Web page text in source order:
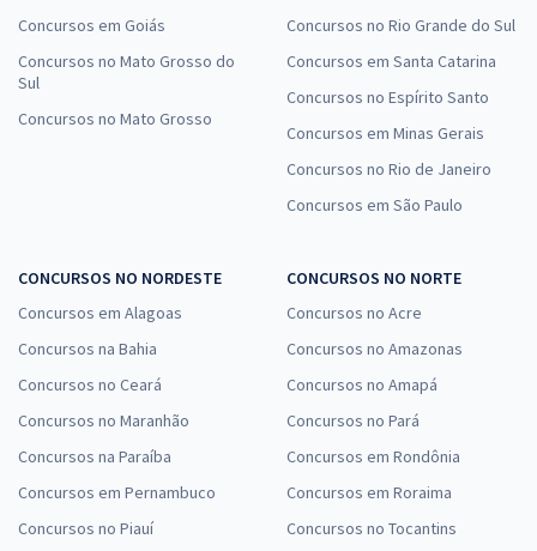
Concursos em Goiás
Concursos no Mato Grosso do
Sul
Concursos no Mato Grosso
Concursos no Rio Grande do Sul
Concursos em Santa Catarina
Concursos no Espírito Santo
Concursos em Minas Gerais
Concursos no Rio de Janeiro
Concursos em São Paulo
CONCURSOS NO NORDESTE
Concursos em Alagoas
Concursos na Bahia
Concursos no Ceará
Concursos no Maranhão
Concursos na Paraíba
Concursos em Pernambuco
Concursos no Piauí
CONCURSOS NO NORTE
Concursos no Acre
Concursos no Amazonas
Concursos no Amapá
Concursos no Pará
Concursos em Rondônia
Concursos em Roraima
Concursos no Tocantins